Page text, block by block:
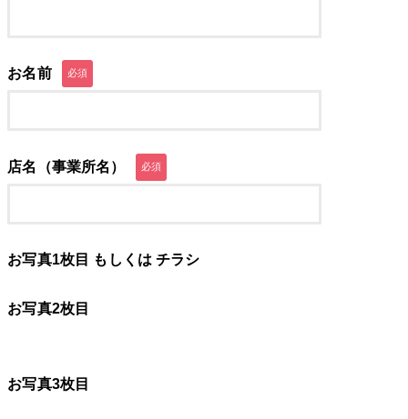
お名前 必須
店名（事業所名） 必須
お写真1枚目 もしくは チラシ
お写真2枚目
お写真3枚目